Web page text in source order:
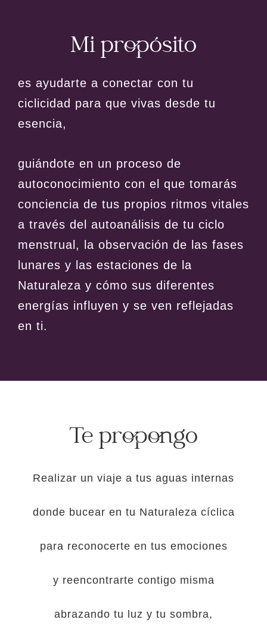
Mi propósito
es ayudarte a conectar con tu
ciclicidad para que vivas desde tu
esencia,
guiándote en un proceso de
autoconocimiento con el que tomarás
conciencia de tus propios ritmos vitales
a través del autoanálisis de tu ciclo
menstrual, la observación de las fases
lunares y las estaciones de la
Naturaleza y cómo sus diferentes
energías influyen y se ven reflejadas
en ti.
Te propongo
Realizar un viaje a tus aguas internas
donde bucear en tu Naturaleza cíclica
para reconocerte en tus emociones
y reencontrarte contigo misma
abrazando tu luz y tu sombra,